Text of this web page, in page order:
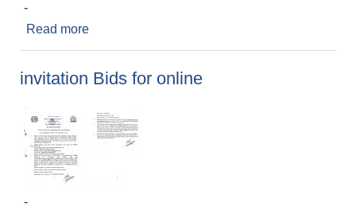
-
Read more
invitation Bids for online
-